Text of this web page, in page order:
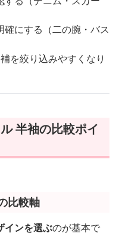
確にする（二の腕・バス
を絞り込みやすくなり
半袖の比較ポイ
比較軸
インを選ぶのが基本で